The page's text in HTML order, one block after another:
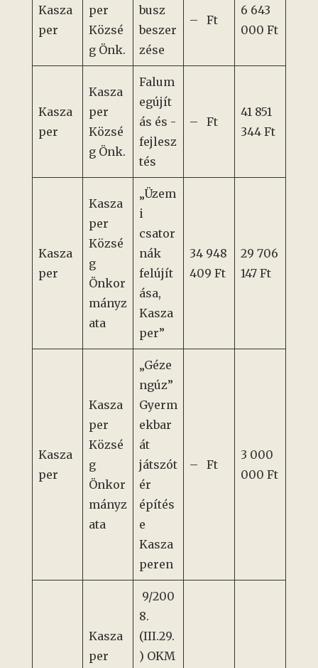
Kasza
per
per
Közsé
g Önk.
busz
beszer
zése
– Ft
6 643
000 Ft
Kasza
per
Kasza
per
Közsé
g Önk.
Falum
egújít
ás és -
fejlesz
tés
– Ft
41 851
344 Ft
Kasza
per
Kasza
per
Közsé
g
Önkor
mányz
ata
„Üzem
i
csator
nák
felújít
ása,
Kasza
per”
34 948
409 Ft
29 706
147 Ft
Kasza
per
Kasza
per
Közsé
g
Önkor
mányz
ata
„Géze
ngúz”
Gyerm
ekbar
át
játszót
ér
építés
e
Kasza
peren
– Ft
3 000
000 Ft
Kasza
per
9/200
8.
(III.29.
) OKM